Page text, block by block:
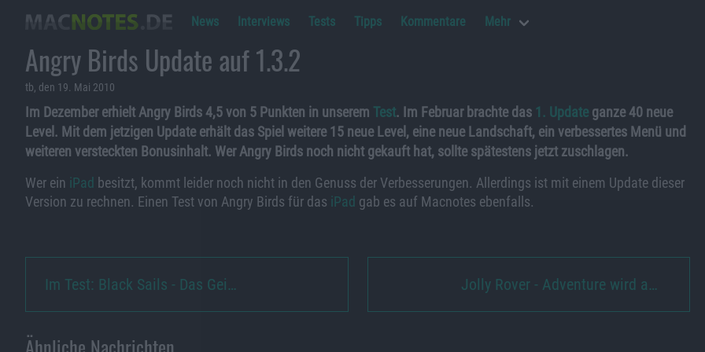
News Interviews Tests Tipps Kommentare Mehr
Angry Birds Update auf 1.3.2
tb, den 19. Mai 2010
Im Dezember erhielt Angry Birds 4,5 von 5 Punkten in unserem Test. Im Februar brachte das 1. Update ganze 40 neue
Level. Mit dem jetzigen Update erhält das Spiel weitere 15 neue Level, eine neue Landschaft, ein verbessertes Menü und
weiteren versteckten Bonusinhalt. Wer Angry Birds noch nicht gekauft hat, sollte spätestens jetzt zuschlagen.
Wer ein iPad besitzt, kommt leider noch nicht in den Genuss der Verbesserungen. Allerdings ist mit einem Update dieser
Version zu rechnen. Einen Test von Angry Birds für das iPad gab es auf Macnotes ebenfalls.
Im Test: Black Sails - Das Gei… Jolly Rover - Adventure wird a…